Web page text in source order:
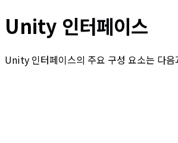
Unity 인터페이스
Unity 인터페이스의 주요 구성 요소는 다음